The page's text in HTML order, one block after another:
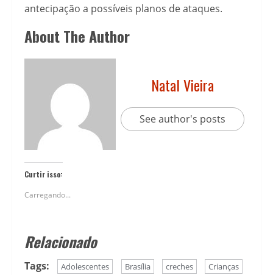
antecipação a possíveis planos de ataques.
About The Author
Natal Vieira
See author's posts
Curtir isso:
Carregando...
Relacionado
Tags: Adolescentes Brasília creches
Crianças